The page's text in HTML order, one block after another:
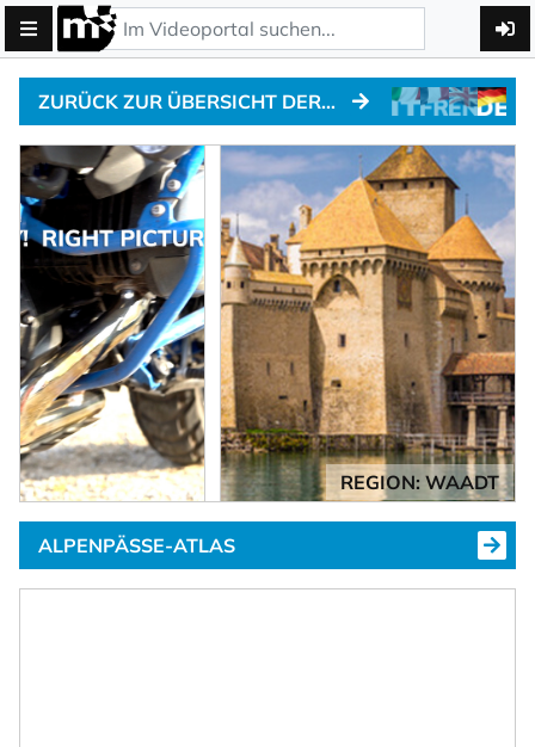
ZURÜCK ZUR ÜBERSICHT DER ALPENPÄSSE
REGION: WAADT
ALPENPÄSSE-ATLAS